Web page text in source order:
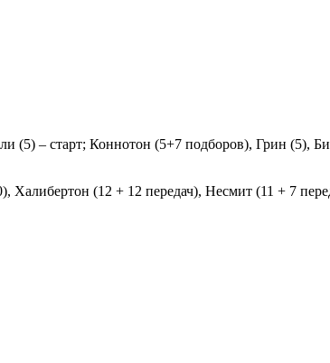
– старт; Коннотон (5+7 подборов), Грин (5),
(12 + 12 передач), Несмит (11 + 7